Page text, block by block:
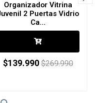
Organizador Vitrina
2 Puertas Vidrio
Ca...
$139.990 $269.990